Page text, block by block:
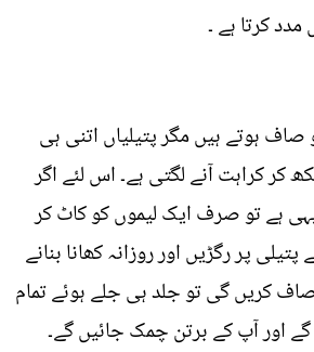
کرتا ہے ۔
ہوتے ہیں مگر پتیلیاں اتنی ہی
کر کراہت آنے لگتی ہے۔ اس لئے اگر
ہے تو صرف ایک لیموں کو کاٹ کر
پر رگڑیں اور روزانہ کھانا بنانے
کریں گی تو جلد ہی جلے ہوئے تمام
اور آپ کے برتن چمک جائیں گے۔